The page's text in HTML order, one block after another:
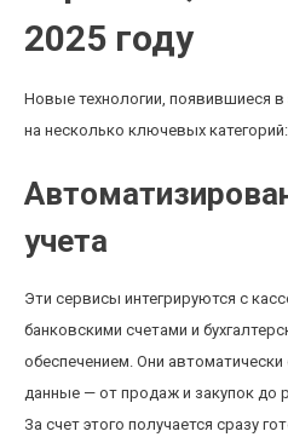
2025 году
Новые технологии, появившиеся
на несколько ключевых категорий:
учета
Эти сервисы интегрируются с
банковскими счетами и
обеспечением. Они
данные — от продаж и закупок до
За счет этого получается сразу